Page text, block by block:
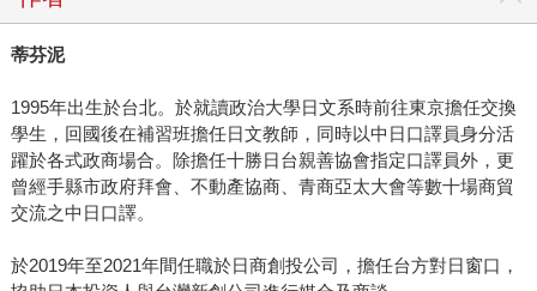
蒂芬泥
1995年出生於台北。於就讀政治大學日文系時前往東京擔任交換
學生，回國後在補習班擔任日文教師，同時以中日口譯員身分活
躍於各式政商場合。除擔任十勝日台親善協會指定口譯員外，更
曾經手縣市政府拜會、不動產協商、青商亞太大會等數十場商貿
交流之中日口譯。
於2019年至2021年間任職於日商創投公司，擔任台方對日窗口，